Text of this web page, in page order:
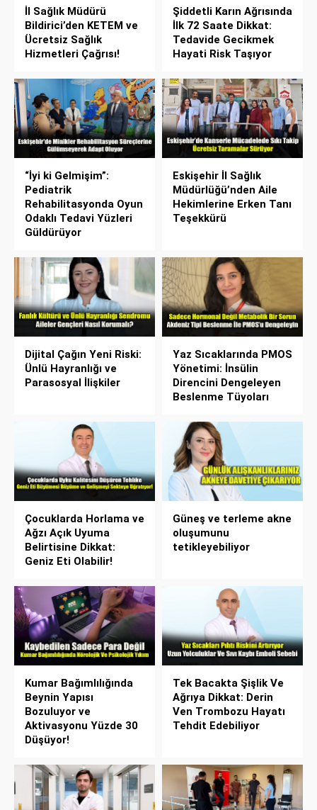
İl Sağlık Müdürü
Bildirici’den KETEM ve
Ücretsiz Sağlık
Hizmetleri Çağrısı!
Şiddetli Karın Ağrısında
İlk 72 Saate Dikkat:
Tedavide Gecikmek
Hayati Risk Taşıyor
“İyi ki Gelmişim”:
Pediatrik
Rehabilitasyonda Oyun
Odaklı Tedavi Yüzleri
Güldürüyor
Eskişehir İl Sağlık
Müdürlüğü’nden Aile
Hekimlerine Erken Tanı
Teşekkürü
Dijital Çağın Yeni Riski:
Ünlü Hayranlığı ve
Parasosyal İlişkiler
Yaz Sıcaklarında PMOS
Yönetimi: İnsülin
Direncini Dengeleyen
Beslenme Tüyoları
Çocuklarda Horlama ve
Ağzı Açık Uyuma
Belirtisine Dikkat:
Geniz Eti Olabilir!
Güneş ve terleme akne
oluşumunu
tetikleyebiliyor
Kumar Bağımlılığında
Beynin Yapısı
Bozuluyor ve
Aktivasyonu Yüzde 30
Düşüyor!
Tek Bacakta Şişlik Ve
Ağrıya Dikkat: Derin
Ven Trombozu Hayatı
Tehdit Edebiliyor